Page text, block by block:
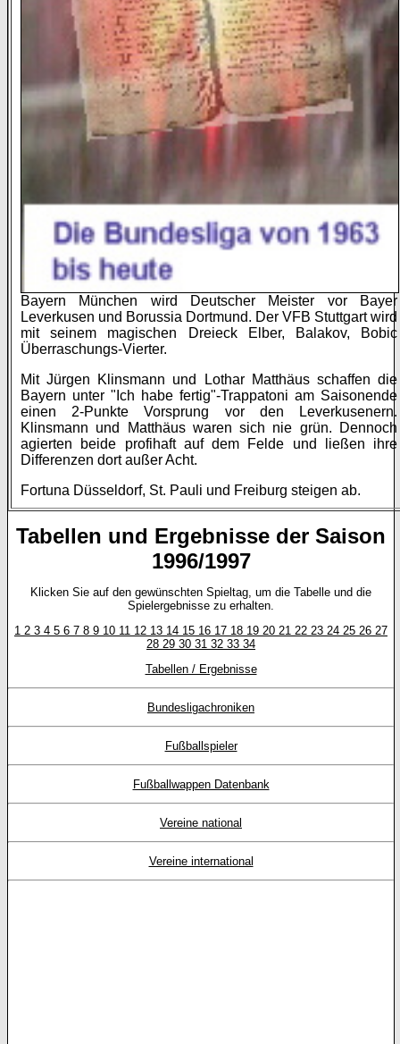
Bayern München wird Deutscher Meister vor Bayer
Leverkusen und Borussia Dortmund. Der VFB Stuttgart wird
mit seinem magischen Dreieck Elber, Balakov, Bobic
Überraschungs-Vierter.
Mit Jürgen Klinsmann und Lothar Matthäus schaffen die
Bayern unter "Ich habe fertig"-Trappatoni am Saisonende
einen 2-Punkte Vorsprung vor den Leverkusenern.
Klinsmann und Matthäus waren sich nie grün. Dennoch
agierten beide profihaft auf dem Felde und ließen ihre
Differenzen dort außer Acht.
Fortuna Düsseldorf, St. Pauli und Freiburg steigen ab.
Tabellen und Ergebnisse der Saison
1996/1997
Klicken Sie auf den gewünschten Spieltag, um die Tabelle und die
Spielergebnisse zu erhalten.
1 2 3 4 5 6 7 8 9 10 11 12 13 14 15 16 17 18 19 20 21 22 23 24 25 26 27
28 29 30 31 32 33 34
Tabellen / Ergebnisse
Bundesligachroniken
Fußballspieler
Fußballwappen Datenbank
Vereine national
Vereine international